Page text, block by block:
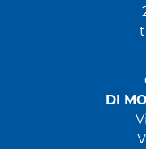
t
DI